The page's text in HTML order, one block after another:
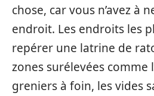
chose, car vous n’avez à
endroit. Les endroits les
repérer une latrine de
zones surélevées comme
greniers à foin, les vides